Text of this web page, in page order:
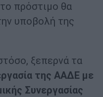
πρόστιμο θα
υποβολή της
ξεπερνά τα
της ΑΑΔΕ με
Συνεργασίας